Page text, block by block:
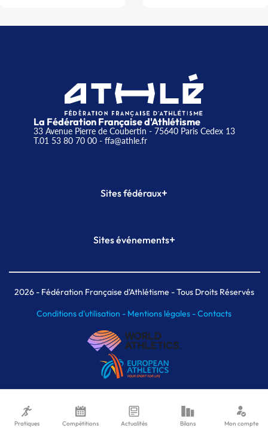
La Fédération Française d'Athlétisme
33 Avenue Pierre de Coubertin - 75640 Paris Cedex 13
T.01 53 80 70 00- ffa@athle.fr
Sites fédéraux+
Plateforme Formation
Sites événements+
Meeting de Paris indoor
MAIF Ekiden de Paris
2026- Fédération Française d'Athlétisme - Tous Droits Réservés
Conditions d'utilisation - Mentions légales -Contacts
Pratiques Compétitions Actualités Bilans Mon compte